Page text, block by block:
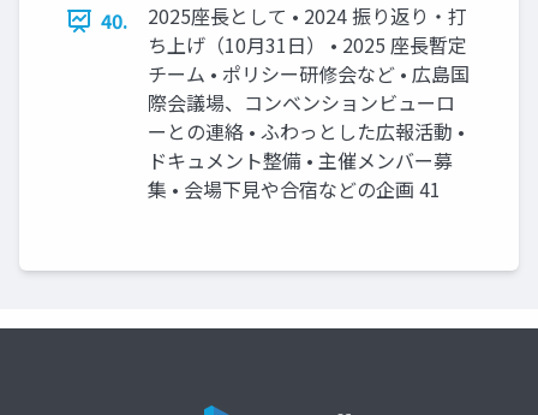
40.
2025座長として • 2024 振り返り・打
ち上げ（10月31日） • 2025 座長暫定
チーム • ポリシー研修会など • 広島国
際会議場、コンベンションビューロ
ーとの連絡 • ふわっとした広報活動 •
ドキュメント整備 • 主催メンバー募
集 • 会場下見や合宿などの企画 41